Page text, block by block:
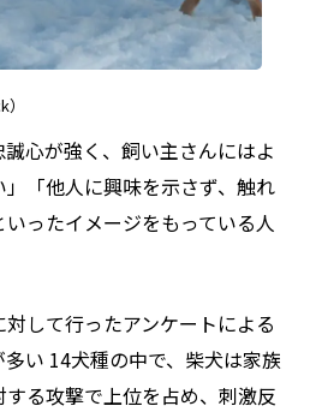
心が強く、飼い主さんにはよ
「他人に興味を示さず、触れ
ったイメージをもっている人
して行ったアンケートによる
い 14犬種の中で、柴犬は家族
る攻撃で上位を占め、刺激反